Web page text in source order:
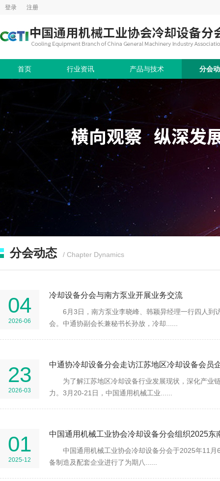
登录 注册
首页 行业资讯 产品与技术 分会
分会动态 / Chapter Dynamics
04
2026-06
冷却设备分会与南方泵业开展业务交流
6月3日，南方泵业李晓峰、韩颖异经理一行四人到
会。中通协副会长兼秘书长孙放，冷却......
23
2026-03
中通协冷却设备分会走访江苏地区冷却设备会员
为了解江苏地区冷却设备行业发展现状，深化产业
力。3月20-21日，中国通用机械工业......
01
2025-12
中国通用机械工业协会冷却设备分会于2025年11月
备制造及配套企业进行了为期八......